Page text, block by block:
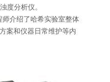
度分析仪。
师介绍了哈希实验室整体
案和仪器日常维护等内